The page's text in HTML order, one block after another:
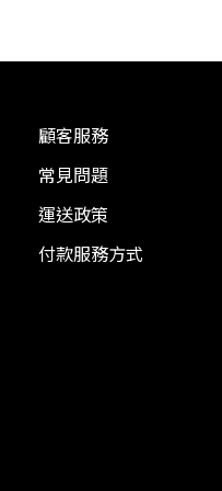
顧客服務
常見問題
運送政策
付款服務方式